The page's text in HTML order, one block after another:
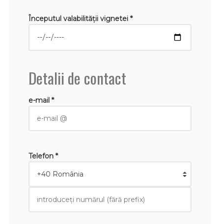
Începutul valabilităţii vignetei *
Detalii de contact
e-mail *
Telefon *